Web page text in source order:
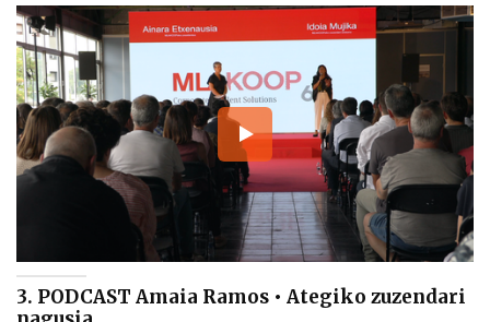
3. PODCAST Amaia Ramos • Ategiko zuzendari